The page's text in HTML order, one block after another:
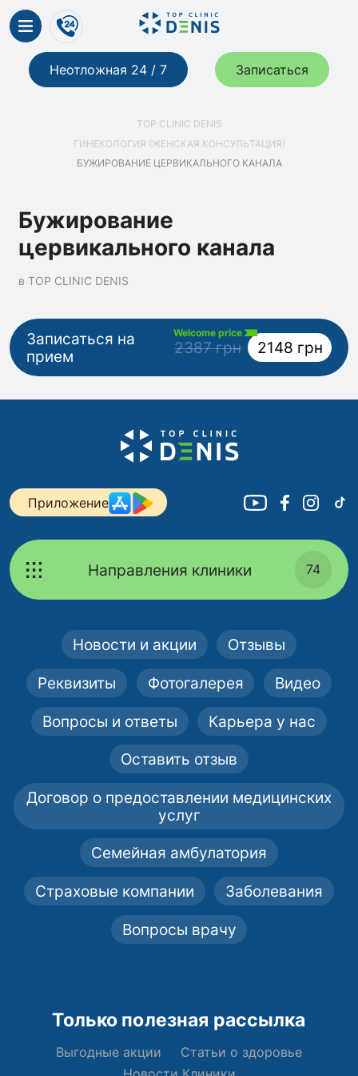
Неотложная 24 / 7 Записаться
TOP CLINIC DENIS
ГИНЕКОЛОГИЯ (ЖЕНСКАЯ КОНСУЛЬТАЦИЯ)
БУЖИРОВАНИЕ ЦЕРВИКАЛЬНОГО КАНАЛА
Бужирование
цервикального канала
в TOP CLINIC DENIS
Записаться на
прием
Welcome price
2387 грн 2148 грн
Приложение
Направления клиники 74
Новости и акции Отзывы
Реквизиты Фотогалерея Видео
Вопросы и ответы Карьера у нас
Оставить отзыв
Договор о предоставлении медицинских
услуг
Семейная амбулатория
Страховые компании Заболевания
Вопросы врачу
Только полезная рассылка
Выгодные акции
Статьи о здоровье